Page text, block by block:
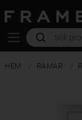
HEM RAMAR